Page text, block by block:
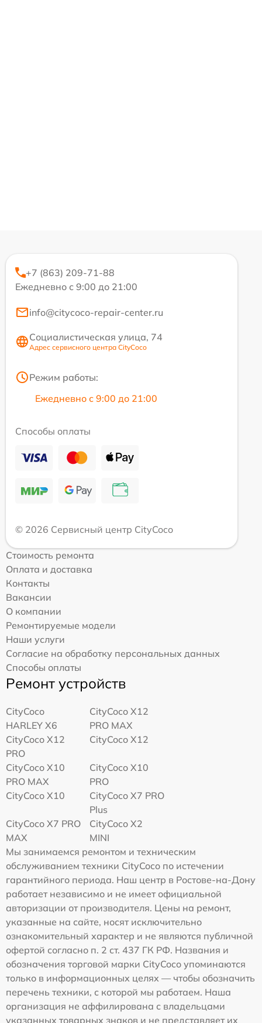
+7 (863) 209-71-88
Ежедневно с 9:00 до 21:00
info@citycoco-repair-center.ru
Социалистическая улица, 74
Адрес сервисного центра CityCoco
Режим работы:
Ежедневно с 9:00 до 21:00
Способы оплаты
© 2026 Сервисный центр CityCoco
Стоимость ремонта
Оплата и доставка
Контакты
Вакансии
О компании
Ремонтируемые модели
Наши услуги
Согласие на обработку персональных данных
Способы оплаты
Ремонт устройств
CityCoco
HARLEY X6
CityCoco X12
PRO MAX
CityCoco X12
PRO
CityCoco X12
CityCoco X10
PRO MAX
CityCoco X10
PRO
CityCoco X10
CityCoco X7 PRO
Plus
CityCoco X7 PRO
MAX
CityCoco X2
MINI
Мы занимаемся ремонтом и техническим
обслуживанием техники CityCoco по истечении
гарантийного периода. Наш центр в Ростове-на-Дону
работает независимо и не имеет официальной
авторизации от производителя. Цены на ремонт,
указанные на сайте, носят исключительно
ознакомительный характер и не являются публичной
офертой согласно п. 2 ст. 437 ГК РФ. Названия и
обозначения торговой марки CityCoco упоминаются
только в информационных целях — чтобы обозначить
перечень техники, с которой мы работаем. Наша
организация не аффилирована с владельцами
указанных товарных знаков и не представляет их